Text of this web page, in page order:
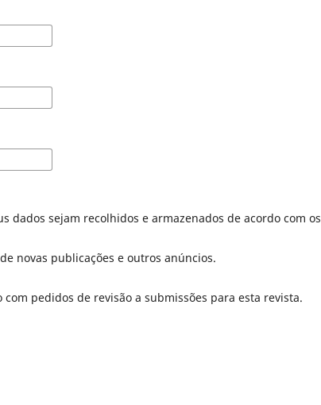
dados sejam recolhidos e armazenados de acordo com os
novas publicações e outros anúncios.
pedidos de revisão a submissões para esta revista.